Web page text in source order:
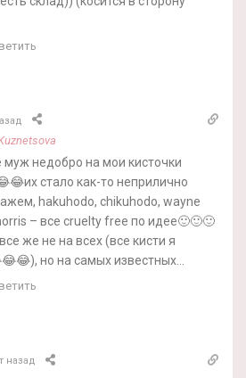
недобро на мои кисточки
стало как-то неприлично
hakuhodo, chikuhodo, wayne
– все cruelty free по идее🙂🙂🙂
же не на всех (все кисти я
но на самых известных…
назад